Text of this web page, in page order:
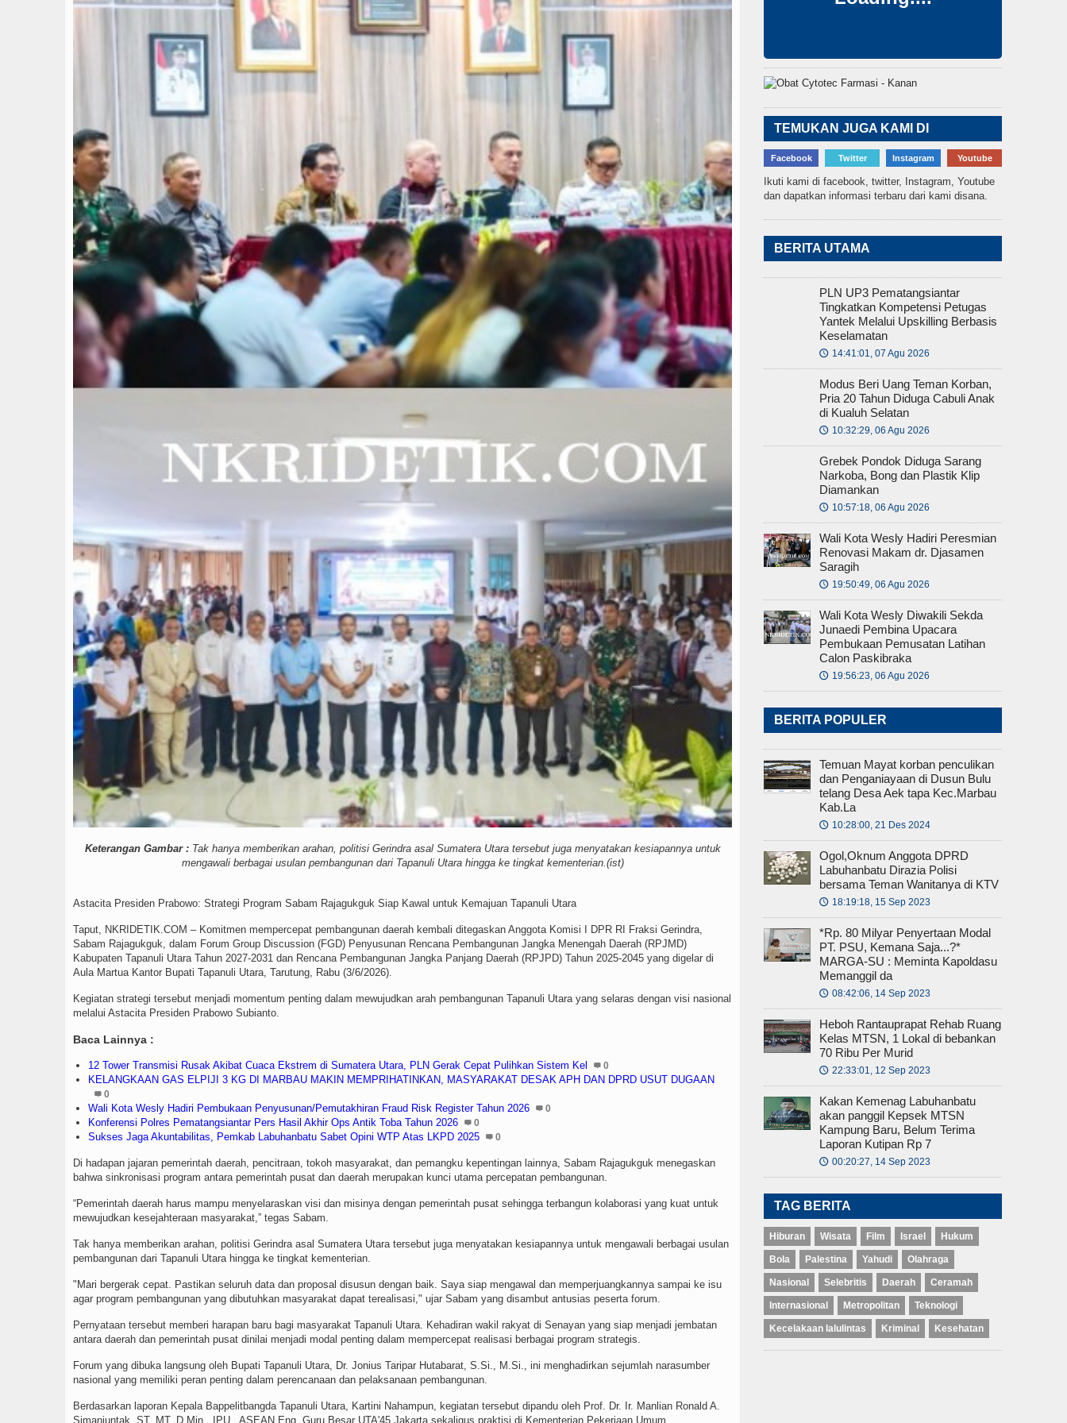
Keterangan Gambar :Tak hanya memberikan arahan, politisi Gerindra asal Sumatera Utara tersebut juga menyatakan kesiapannya untuk
mengawali berbagai usulan pembangunan dari Tapanuli Utara hingga ke tingkat kementerian.(ist)
Astacita Presiden Prabowo: Strategi Program Sabam Rajagukguk Siap Kawal untuk Kemajuan Tapanuli Utara
Taput, NKRIDETIK.COM – Komitmen mempercepat pembangunan daerah kembali ditegaskan Anggota Komisi I DPR RI Fraksi Gerindra,
Sabam Rajagukguk, dalam Forum Group Discussion (FGD) Penyusunan Rencana Pembangunan Jangka Menengah Daerah (RPJMD)
Kabupaten Tapanuli Utara Tahun 2027-2031 dan Rencana Pembangunan Jangka Panjang Daerah (RPJPD) Tahun 2025-2045 yang digelar di
Aula Martua Kantor Bupati Tapanuli Utara, Tarutung, Rabu (3/6/2026).
Kegiatan strategi tersebut menjadi momentum penting dalam mewujudkan arah pembangunan Tapanuli Utara yang selaras dengan visi nasional
melalui Astacita Presiden Prabowo Subianto.
Baca Lainnya :
12 Tower Transmisi Rusak Akibat Cuaca Ekstrem di Sumatera Utara, PLN Gerak Cepat Pulihkan Sistem Kel 0
KELANGKAAN GAS ELPIJI 3 KG DI MARBAU MAKIN MEMPRIHATINKAN, MASYARAKAT DESAK APH DAN DPRD USUT DUGAAN
0
Wali Kota Wesly Hadiri Pembukaan Penyusunan/Pemutakhiran Fraud Risk Register Tahun 2026 0
Konferensi Polres Pematangsiantar Pers Hasil Akhir Ops Antik Toba Tahun 2026 0
Sukses Jaga Akuntabilitas, Pemkab Labuhanbatu Sabet Opini WTP Atas LKPD 2025 0
Di hadapan jajaran pemerintah daerah, pencitraan, tokoh masyarakat, dan pemangku kepentingan lainnya, Sabam Rajagukguk menegaskan
bahwa sinkronisasi program antara pemerintah pusat dan daerah merupakan kunci utama percepatan pembangunan.
“Pemerintah daerah harus mampu menyelaraskan visi dan misinya dengan pemerintah pusat sehingga terbangun kolaborasi yang kuat untuk
mewujudkan kesejahteraan masyarakat,” tegas Sabam.
Tak hanya memberikan arahan, politisi Gerindra asal Sumatera Utara tersebut juga menyatakan kesiapannya untuk mengawali berbagai usulan
pembangunan dari Tapanuli Utara hingga ke tingkat kementerian.
"Mari bergerak cepat. Pastikan seluruh data dan proposal disusun dengan baik. Saya siap mengawal dan memperjuangkannya sampai ke isu
agar program pembangunan yang dibutuhkan masyarakat dapat terealisasi," ujar Sabam yang disambut antusias peserta forum.
Pernyataan tersebut memberi harapan baru bagi masyarakat Tapanuli Utara. Kehadiran wakil rakyat di Senayan yang siap menjadi jembatan
antara daerah dan pemerintah pusat dinilai menjadi modal penting dalam mempercepat realisasi berbagai program strategis.
Forum yang dibuka langsung oleh Bupati Tapanuli Utara, Dr. Jonius Taripar Hutabarat, S.Si., M.Si., ini menghadirkan sejumlah narasumber
nasional yang memiliki peran penting dalam perencanaan dan pelaksanaan pembangunan.
Berdasarkan laporan Kepala Bappelitbangda Tapanuli Utara, Kartini Nahampun, kegiatan tersebut dipandu oleh Prof. Dr. Ir. Manlian Ronald A.
Simanjuntak, ST, MT, D.Min., IPU., ASEAN Eng, Guru Besar UTA'45 Jakarta sekaligus praktisi di Kementerian Pekerjaan Umum.
TEMUKAN JUGA KAMI DI
Facebook Twitter Instagram Youtube
Ikuti kami di facebook, twitter, Instagram, Youtube
dan dapatkan informasi terbaru dari kami disana.
BERITA UTAMA
PLN UP3 Pematangsiantar
Tingkatkan Kompetensi Petugas
Yantek Melalui Upskilling Berbasis
Keselamatan
🕔 14:41:01, 07 Agu 2026
Modus Beri Uang Teman Korban,
Pria 20 Tahun Diduga Cabuli Anak
di Kualuh Selatan
🕔 10:32:29, 06 Agu 2026
Grebek Pondok Diduga Sarang
Narkoba, Bong dan Plastik Klip
Diamankan
🕔 10:57:18, 06 Agu 2026
Wali Kota Wesly Hadiri Peresmian
Renovasi Makam dr. Djasamen
Saragih
🕔 19:50:49, 06 Agu 2026
Wali Kota Wesly Diwakili Sekda
Junaedi Pembina Upacara
Pembukaan Pemusatan Latihan
Calon Paskibraka
🕔 19:56:23, 06 Agu 2026
BERITA POPULER
Temuan Mayat korban penculikan
dan Penganiayaan di Dusun Bulu
telang Desa Aek tapa Kec.Marbau
Kab.La
🕔 10:28:00, 21 Des 2024
Ogol,Oknum Anggota DPRD
Labuhanbatu Dirazia Polisi
bersama Teman Wanitanya di KTV
🕔 18:19:18, 15 Sep 2023
*Rp. 80 Milyar Penyertaan Modal
PT. PSU, Kemana Saja...?*
MARGA-SU : Meminta Kapoldasu
Memanggil da
🕔 08:42:06, 14 Sep 2023
Heboh Rantauprapat Rehab Ruang
Kelas MTSN, 1 Lokal di bebankan
70 Ribu Per Murid
🕔 22:33:01, 12 Sep 2023
Kakan Kemenag Labuhanbatu
akan panggil Kepsek MTSN
Kampung Baru, Belum Terima
Laporan Kutipan Rp 7
🕔 00:20:27, 14 Sep 2023
TAG BERITA
Hiburan Wisata Film Israel Hukum
Bola Palestina Yahudi Olahraga
Nasional Selebritis Daerah Ceramah
Internasional Metropolitan Teknologi
Kecelakaan lalulintas Kriminal Kesehatan